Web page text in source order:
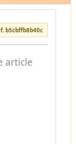
b5cbffb8b40c
article